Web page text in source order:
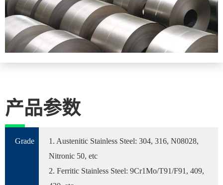
产品参数
Grade
1. Austenitic Stainless Steel: 304, 316, N08028,
Nitronic 50, etc
2. Ferritic Stainless Steel: 9Cr1Mo/T91/F91, 409,